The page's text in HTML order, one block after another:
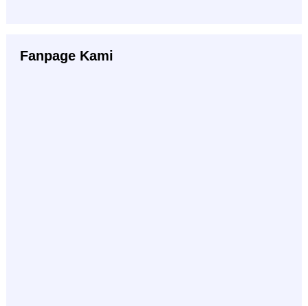
Fanpage Kami